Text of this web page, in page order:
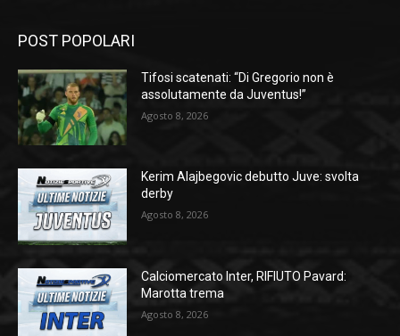
POST POPOLARI
Tifosi scatenati: “Di Gregorio non è
assolutamente da Juventus!”
Agosto 8, 2026
Kerim Alajbegovic debutto Juve: svolta
derby
Agosto 8, 2026
Calciomercato Inter, RIFIUTO Pavard:
Marotta trema
Agosto 8, 2026